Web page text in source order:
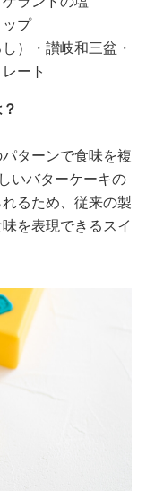
ップ
）・讃岐和三盆・
ート
ターンで食味を複
いバターケーキの
るため、従来の製
を表現できるスイ